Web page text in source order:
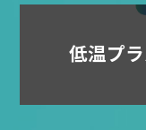
低温プ